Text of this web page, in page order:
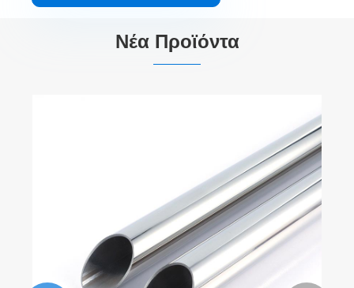
Νέα Προϊόντα